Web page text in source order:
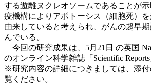
する遊離ヌクレオソームであることが
疫機構によりアポトーシス（細胞死）
由来していると考えられ、がんの超早
んでいる。
今回の研究成果は、5月21日 の英国
のオンライン科学雑誌「Scientific
※研究内容の詳細につきましては、添
覧ください。